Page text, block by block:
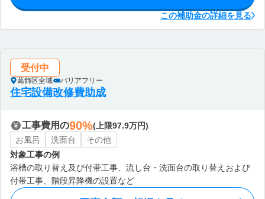
この補助金の詳細を見る
受付中
葛飾区全域 バリアフリー
住宅設備改修費助成
工事費用の90%(上限97.9万円)
お風呂
洗面台
その他
対象工事の例
浴槽の取り替え及び付帯工事、流し台・洗面台の取り替えおよび
付帯工事、階段昇降機の設置など